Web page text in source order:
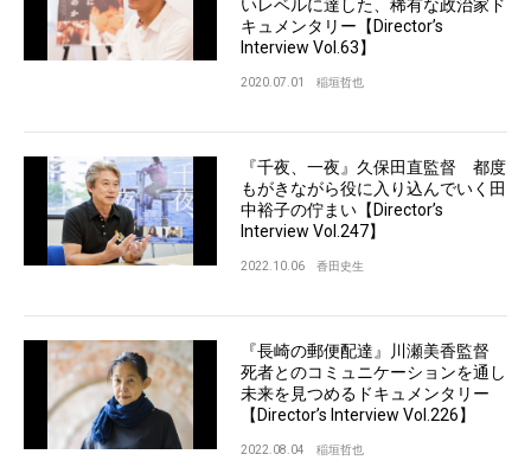
いレベルに達した、稀有な政治家ド
キュメンタリー【Director’s
Interview Vol.63】
2020.07.01 稲垣哲也
『千夜、一夜』久保田直監督 都度
もがきながら役に入り込んでいく田
中裕子の佇まい【Director’s
Interview Vol.247】
2022.10.06 香田史生
『長崎の郵便配達』川瀬美香監督
死者とのコミュニケーションを通し
未来を見つめるドキュメンタリー
【Director’s Interview Vol.226】
2022.08.04 稲垣哲也